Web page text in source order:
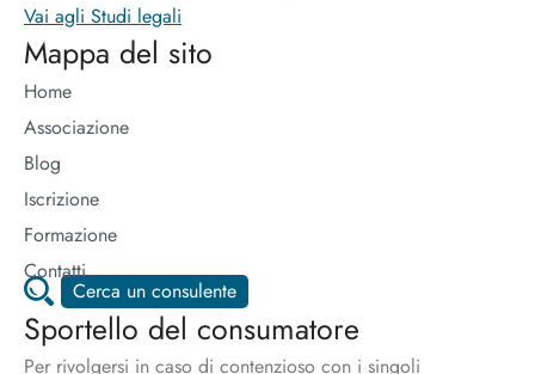
Vai agli Studi legali
Mappa del sito
Home
Associazione
Blog
Iscrizione
Formazione
Contatti
Cerca un consulente
Sportello del consumatore
Per rivolgersi in caso di contenzioso con i singoli